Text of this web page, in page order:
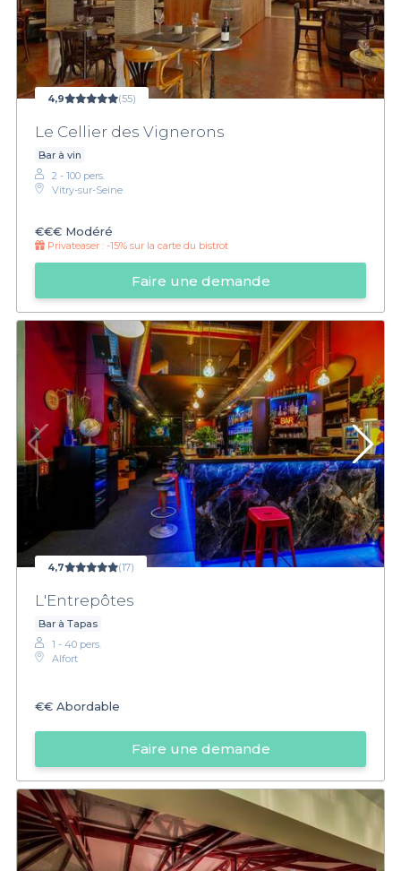
4,9 (55)
Le Cellier des Vignerons
Bar à vin
2 - 100 pers.
Vitry-sur-Seine
€€€ Modéré
Privateaser : -15% sur la carte du bistrot
Faire une demande
4,7 (17)
L'Entrepôtes
Bar à Tapas
1 - 40 pers.
Alfort
€€ Abordable
Faire une demande